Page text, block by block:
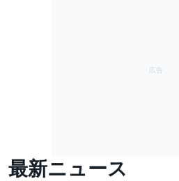
最新ニュース